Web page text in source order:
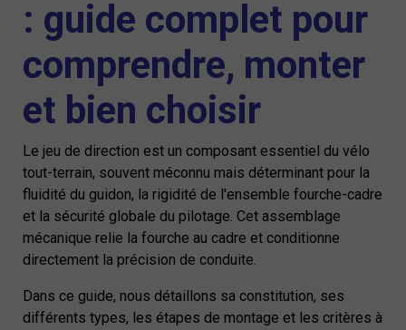
: guide complet pour
comprendre, monter
et bien choisir
Le jeu de direction est un composant essentiel du vélo
tout-terrain, souvent méconnu mais déterminant pour la
fluidité du guidon, la rigidité de l'ensemble fourche-cadre
et la sécurité globale du pilotage. Cet assemblage
mécanique relie la fourche au cadre et conditionne
directement la précision de conduite.
Dans ce guide, nous détaillons sa constitution, ses
différents types, les étapes de montage et les critères à